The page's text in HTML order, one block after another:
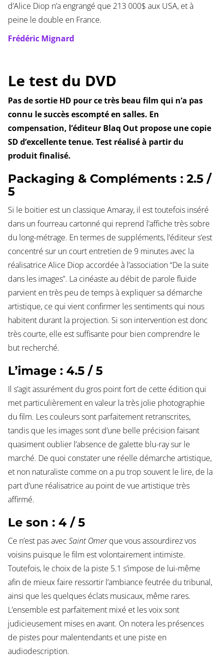
d’Alice Diop n’a engrangé que 213 000$ aux USA, et à
peine le double en France.
Frédéric Mignard
Le test du DVD
Pas de sortie HD pour ce très beau film qui n’a pas
connu le succès escompté en salles. En
compensation, l’éditeur Blaq Out propose une copie
SD d’excellente tenue. Test réalisé à partir du
produit finalisé.
Packaging & Compléments : 2.5 /
5
Si le boitier est un classique Amaray, il est toutefois inséré
dans un fourreau cartonné qui reprend l’affiche très sobre
du long-métrage. En termes de suppléments, l’éditeur s’est
concentré sur un court entretien de 9 minutes avec la
réalisatrice Alice Diop accordée à l’association “De la suite
dans les images”. La cinéaste au débit de parole fluide
parvient en très peu de temps à expliquer sa démarche
artistique, ce qui vient confirmer les sentiments qui nous
habitent durant la projection. Si son intervention est donc
très courte, elle est suffisante pour bien comprendre le
but recherché.
L’image : 4.5 / 5
Il s’agit assurément du gros point fort de cette édition qui
met particulièrement en valeur la très jolie photographie
du film. Les couleurs sont parfaitement retranscrites,
tandis que les images sont d’une belle précision faisant
quasiment oublier l’absence de galette blu-ray sur le
marché. De quoi constater une réelle démarche artistique,
et non naturaliste comme on a pu trop souvent le lire, de la
part d’une réalisatrice au point de vue artistique très
affirmé.
Le son : 4 / 5
Ce n’est pas avec Saint Omerque vous assourdirez vos
voisins puisque le film est volontairement intimiste.
Toutefois, le choix de la piste 5.1 s’impose de lui-même
afin de mieux faire ressortir l’ambiance feutrée du tribunal,
ainsi que les quelques éclats musicaux, même rares.
L’ensemble est parfaitement mixé et les voix sont
judicieusement mises en avant. On notera les présences
de pistes pour malentendants et une piste en
audiodescription.